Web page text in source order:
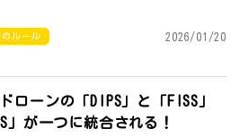
のルール 2026/01/20
ローンの「DIPS」と「FISS」
」が一つに統合される！